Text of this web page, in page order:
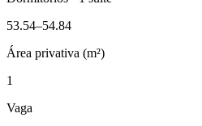
53.54–54.84
Área privativa (m²)
1
Vaga